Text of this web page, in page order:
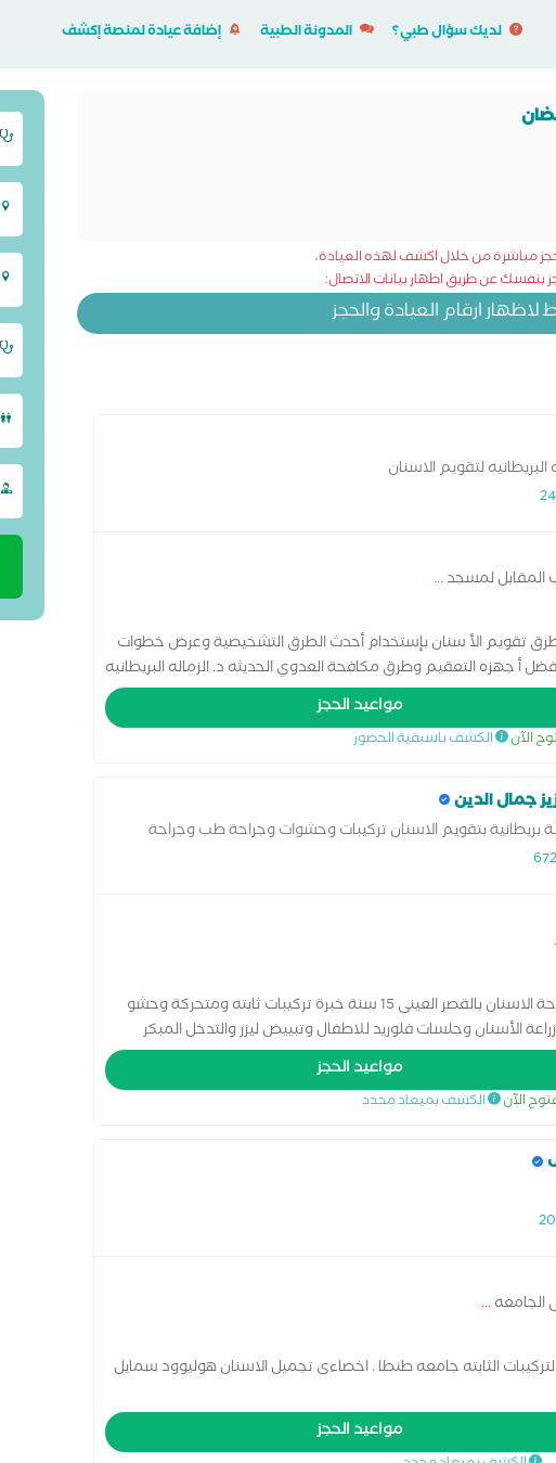
لديك سؤال طبي؟ المدونة الطبية إضافة عيادة لمنصة إكشف
مباشرة من خلال اكشف لهذه العيادة،
بنفسك عن طريق اظهار بيانات الاتصال:
ارقام العيادة والحجز
لتقويم الاسنان
المقابل لمسجد...
تقويم الأ سنان بإستخدام أحدث الطرق التشخيصية وعرض خطوات
أ جهزه التعقيم وطرق مكافحة العدوي الحديثه د. الزماله البريطانيه
بالاضافه الي فريق طبي متخصص في تجميل و زراعه الاسنان
مواعيد الحجز
الآن الكشف باسبقية الحضور
جمال الدين
بريطانية بتقويم الاسنان تركيبات وحشوات وجراحة طب وجراحة
زمالة بريطانيه فى تقويم الاسنان طب وجراحة الاسنان بالقصر العينى 15 سنة خبرة تركيبات ثابته ومتحركة وحشو
الأسنان وجلسات فلوريد للاطفال وتبييض ليزر والتدخل المبكر
مواعيد الحجز
الآن الكشف بميعاد محدد
الجامعه...
التركيبات الثابته جامعه طنطا . اخصاءى تجميل الاسنان هوليوود سمايل
مواعيد الحجز